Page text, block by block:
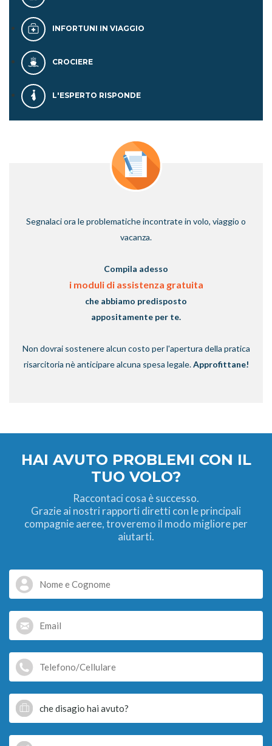
INFORTUNI IN VIAGGIO
CROCIERE
L'ESPERTO RISPONDE
Segnalaci ora le problematiche incontrate in volo, viaggio o
vacanza.
Compila adesso
i moduli di assistenza gratuita
che abbiamo predisposto
appositamente per te.
Non dovrai sostenere alcun costo per l'apertura della pratica
risarcitoria nè anticipare alcuna spesa legale.Approfittane!
HAI AVUTO PROBLEMI CON IL
TUO VOLO?
Raccontaci cosa è successo.
Grazie ai nostri rapporti diretti con le principali
compagnie aeree, troveremo il modo migliore per
aiutarti.